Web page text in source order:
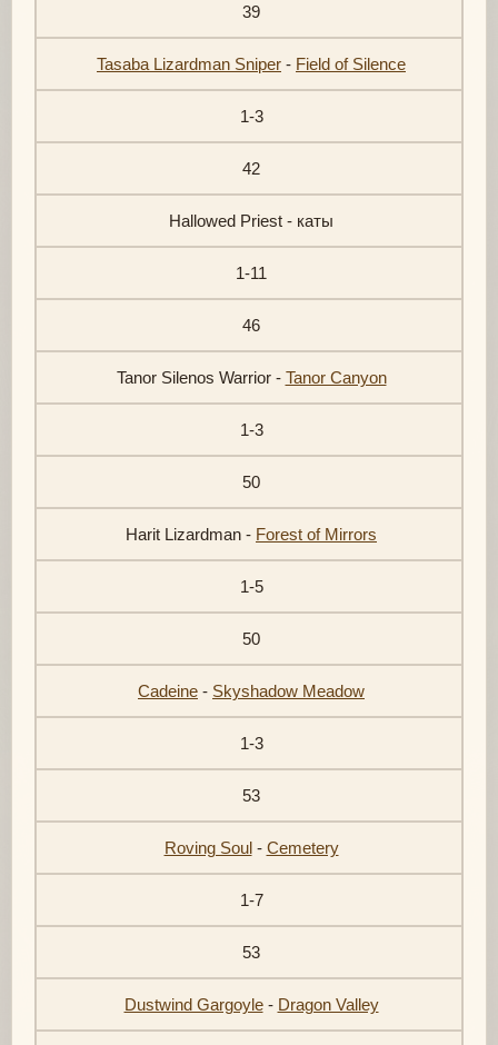
39
Tasaba Lizardman Sniper - Field of Silence
1-3
42
Hallowed Priest - каты
1-11
46
Tanor Silenos Warrior - Tanor Canyon
1-3
50
Harit Lizardman - Forest of Mirrors
1-5
50
Cadeine - Skyshadow Meadow
1-3
53
Roving Soul- Cemetery
1-7
53
Dustwind Gargoyle- Dragon Valley